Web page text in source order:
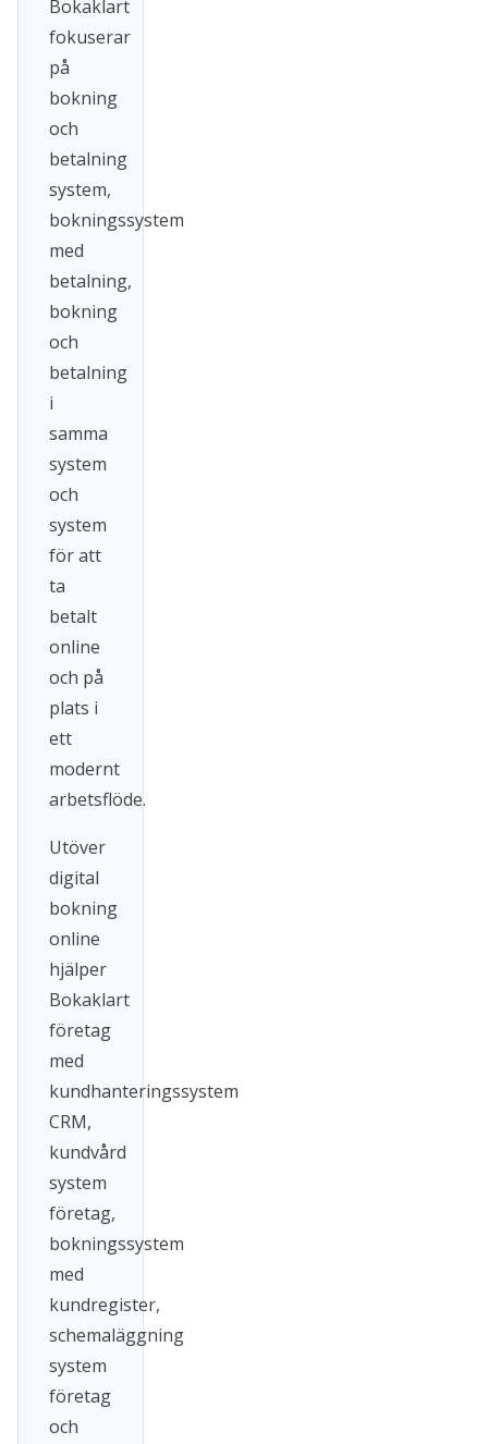
Bokaklart
fokuserar
på
bokning
och
betalning
system,
bokningssystem
med
betalning,
bokning
och
betalning
i
samma
system
och
system
för att
ta
betalt
online
och på
plats i
ett
modernt
arbetsflöde.
Utöver
digital
bokning
online
hjälper
Bokaklart
företag
med
kundhanteringssystem
CRM,
kundvård
system
företag,
bokningssystem
med
kundregister,
schemaläggning
system
företag
och